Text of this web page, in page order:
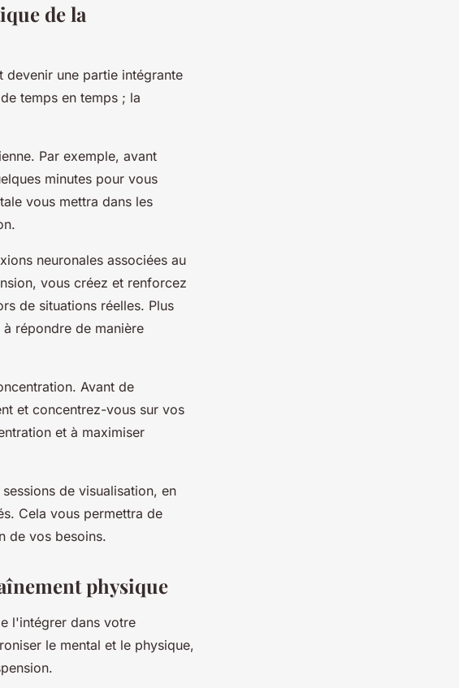
de la
une partie intégrante
temps en temps ; la
Par exemple, avant
minutes pour vous
vous mettra dans les
neuronales associées au
vous créez et renforcez
de situations réelles. Plus
répondre de manière
. Avant de
et concentrez-vous sur vos
et à maximiser
de visualisation, en
Cela vous permettra de
de vos besoins.
physique
l'intégrer dans votre
le mental et le physique,